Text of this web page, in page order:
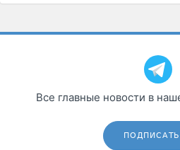
Все главные новости в